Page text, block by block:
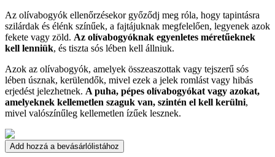
Az olívabogyók ellenőrzésekor győződj meg róla, hogy tapintásra
szilárdak és élénk színűek, a fajtájuknak megfelelően, legyenek azok
fekete vagy zöld. Az olívabogyóknak egyenletes méretűeknek
kell lenniük, és tiszta sós lében kell állniuk.
Azok az olívabogyók, amelyek összeaszottak vagy tejszerű sós
lében úsznak, kerülendők, mivel ezek a jelek romlást vagy hibás
erjedést jelezhetnek. A puha, pépes olívabogyókat vagy azokat,
amelyeknek kellemetlen szaguk van, szintén el kell kerülni,
mivel valószínűleg kellemetlen ízűek lesznek.
Add hozzá a bevásárlólistához